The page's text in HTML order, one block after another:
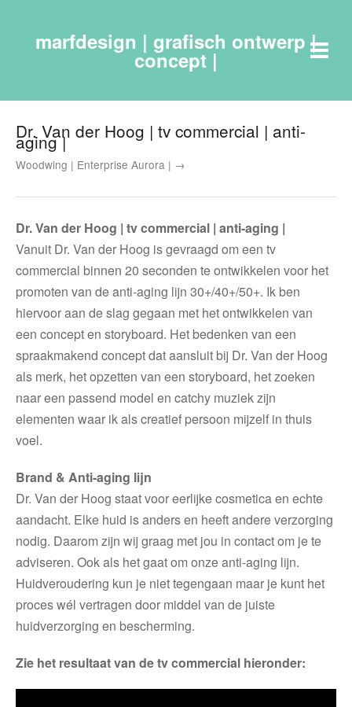
marfdesign | grafisch ontwerp |
concept |
Dr. Van der Hoog | tv commercial | anti-
aging |
Woodwing | Enterprise Aurora | →
Dr. Van der Hoog | tv commercial | anti-aging |
Vanuit Dr. Van der Hoog is gevraagd om een tv
commercial binnen 20 seconden te ontwikkelen voor het
promoten van de anti-aging lijn 30+/40+/50+. Ik ben
hiervoor aan de slag gegaan met het ontwikkelen van
een concept en storyboard. Het bedenken van een
spraakmakend concept dat aansluit bij Dr. Van der Hoog
als merk, het opzetten van een storyboard, het zoeken
naar een passend model en catchy muziek zijn
elementen waar ik als creatief persoon mijzelf in thuis
voel.
Brand & Anti-aging lijn
Dr. Van der Hoog staat voor eerlijke cosmetica en echte
aandacht. Elke huid is anders en heeft andere verzorging
nodig. Daarom zijn wij graag met jou in contact om je te
adviseren. Ook als het gaat om onze anti-aging lijn.
Huidveroudering kun je niet tegengaan maar je kunt het
proces wél vertragen door middel van de juiste
huidverzorging en bescherming.
Zie het resultaat van de tv commercial hieronder: